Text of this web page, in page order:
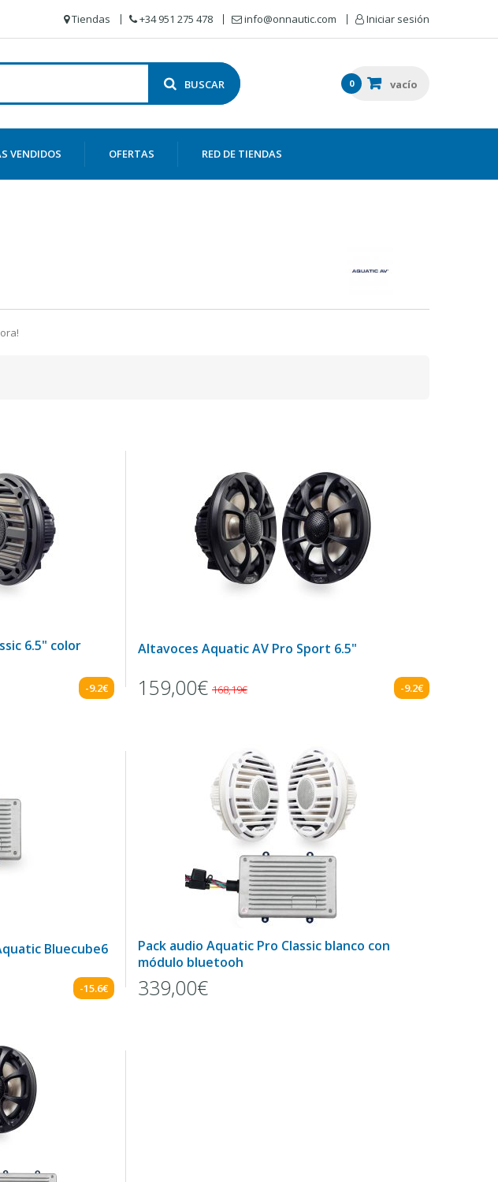
Tiendas +34 951 275 478 info@onnautic.com Iniciar sesión
BUSCAR 0 vacío
VENDIDOS OFERTAS RED DE TIENDAS
6.5" color
-9.2€
Altavoces Aquatic AV Pro Sport 6.5"
159,00€ 168,19€ -9.2€
Bluecube6
-15.6€
Pack audio Aquatic Pro Classic blanco con
módulo bluetooh
339,00€